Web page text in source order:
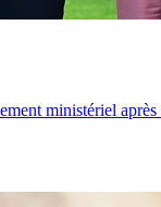
ministériel